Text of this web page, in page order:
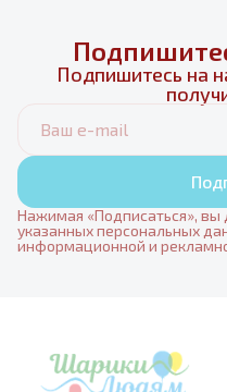
Подпишитесь на
Нажимая «Подписаться», вы
указанных персональных
информационной и